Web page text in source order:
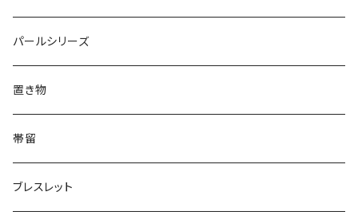
リング
Square
てんとう虫
pattern
Square
Bubble
Animal
鳥
Triangle
Animal
うさぎ
パンダ
鏡
Pattern
マーメイド
犬
クジラ
鏡
Pattern
house
bag
てんとう虫
Food
Pattern
ガラス
Round
てんとう虫
animal
lip
パールシリーズ
置き物
帯留
ブレスレット